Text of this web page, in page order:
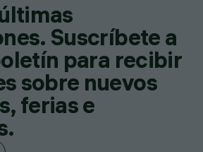
Suscríbete a
para recibir
sobre nuevos
ferias e